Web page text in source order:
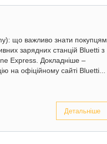
що важливо знати покупцям
зарядних станцій Bluetti з
Express. Докладніше –
на офіційному сайті Bluetti...
Детальніше